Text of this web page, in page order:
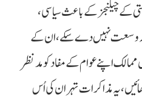
کے چیلنجز کے باعث سیاسی،
وسعت نہیں دے سکے، ان کے
اپنے عوام کے مفاد کو مدنظر
یہ مذاکرات تہران کی اُس